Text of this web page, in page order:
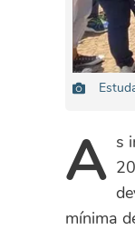
A s
mínima